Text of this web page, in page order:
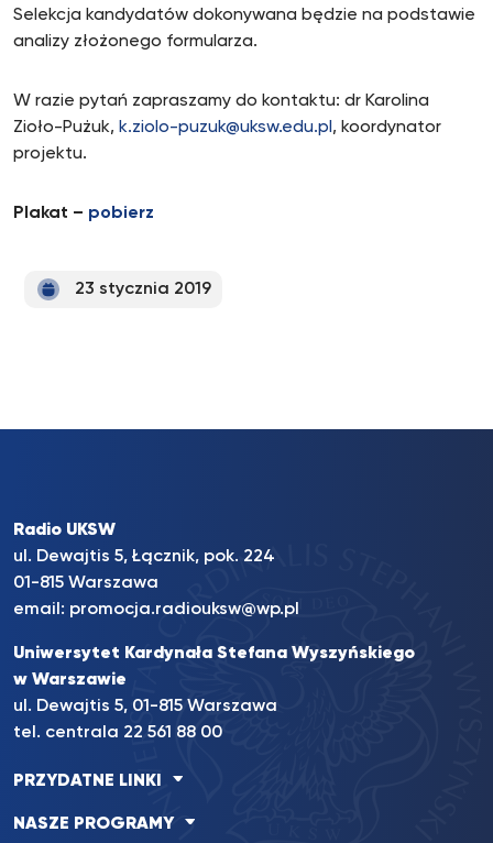
Selekcja kandydatów dokonywana będzie na podstawie
analizy złożonego formularza.
W razie pytań zapraszamy do kontaktu: dr Karolina
Zioło-Pużuk, k.ziolo-puzuk@uksw.edu.pl , koordynator
projektu.
Plakat – pobierz
23 stycznia 2019
Radio UKSW
ul. Dewajtis 5, Łącznik, pok. 224
01-815 Warszawa
email: promocja.radiouksw@wp.pl
Uniwersytet Kardynała Stefana Wyszyńskiego
w Warszawie
ul. Dewajtis 5, 01-815 Warszawa
tel. centrala 22 561 88 00
PRZYDATNE LINKI
NASZE PROGRAMY